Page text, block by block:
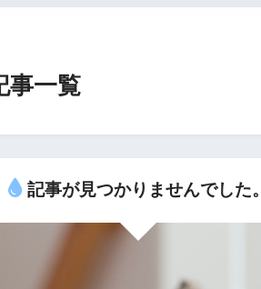
事一覧
記事が見つかりませんでした。